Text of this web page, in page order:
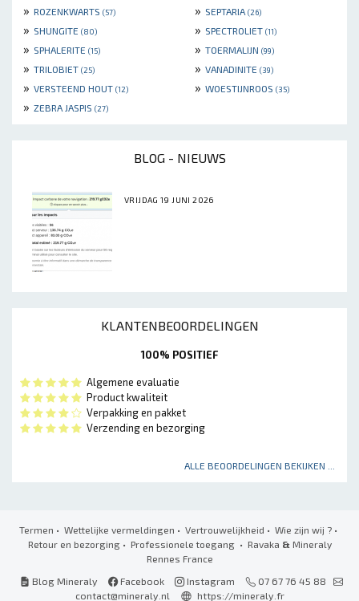
» ROZENKWARTS (57) » SEPTARIA (26)
» SHUNGITE (80) » SPECTROLIET (11)
» SPHALERITE (15) » TOERMALIJN (99)
» TRILOBIET (25) » VANADINITE (39)
» VERSTEEND HOUT (12) » WOESTIJNROOS (35)
» ZEBRA JASPIS (27)
BLOG - NIEUWS
VRIJDAG 19 JUNI 2026
KLANTENBEOORDELINGEN
100% POSITIEF
Algemene evaluatie
Product kwaliteit
Verpakking en pakket
Verzending en bezorging
ALLE BEOORDELINGEN BEKIJKEN ...
Termen • Wettelijke vermeldingen • Vertrouwelijkheid • Wie zijn wij ? •
Retour en bezorging• Professionele toegang • Ravaka & Mineraly
Rennes France
Blog Mineraly
Facebook Instagram
07 67 76 45 88
contact@mineraly.nl
https://mineraly.fr